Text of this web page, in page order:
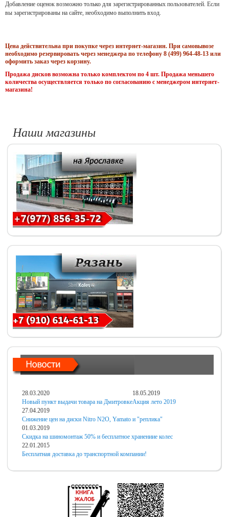
Добавление оценок возможно только для зарегистрированных пользователей. Если
вы зарегистрированы на сайте, необходимо выполнить вход.
Цена действительна при покупке через интернет-магазин. При самовывозе
необходимо резервировать через менеджера по телефону 8 (499) 964-48-13 или
оформить заказ через корзину.
Продажа дисков возможна только комплектом по 4 шт. Продажа меньшего
количества осуществляется только по согласованию с менеджером интернет-
магазина!
Наши магазины
28.03.2020
Новый пункт выдачи товара на Дмитровке
18.05.2019
Акция лето 2019
27.04.2019
Снижение цен на диски Nitro N2O, Yamato и "реплика"
01.03.2019
Скидка на шиномонтаж 50% и бесплатное хранениие колес
22.01.2015
Бесплатная доставка до транспортной компании!